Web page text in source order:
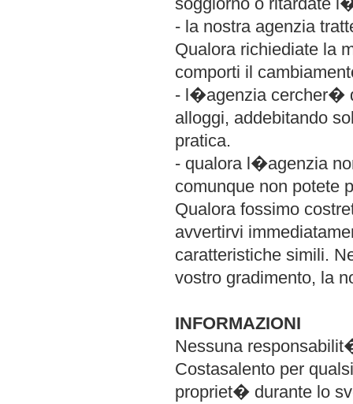
- la nostra agenzia
Qualora richiediate la
comporti il
- l�agenzia cercher�
alloggi, addebitando
pratica.
- qualora l�agenzia
comunque non
Qualora fossimo
avvertirvi
caratteristiche simili.
vostro gradimento, la
INFORMAZIONI
Nessuna
Costasalento per
propriet� durante lo